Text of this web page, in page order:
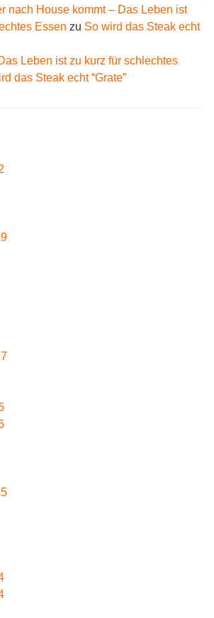
nach House kommt – Das Leben ist
Essen zu So wird das Steak echt
Leben ist zu kurz für schlechtes
das Steak echt “Grate”